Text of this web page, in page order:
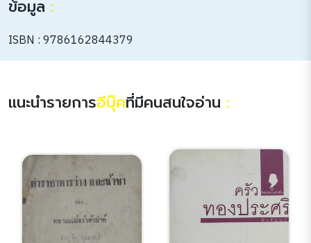
ข้อมูล :
ISBN : 9786162844379
แนะนำรายการอีบุ๊คที่มีคนสนใจอ่าน :